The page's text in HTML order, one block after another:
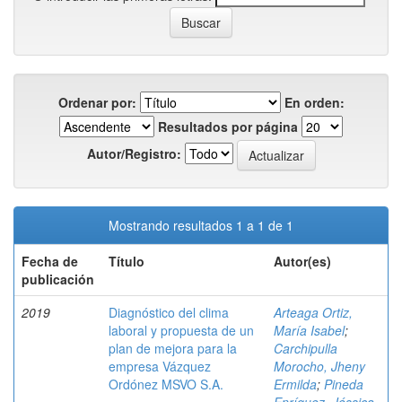
Ordenar por:
En orden:
Resultados por página
Autor/Registro:
Mostrando resultados 1 a 1 de 1
Fecha de
publicación
Título Autor(es)
2019
Diagnóstico del clima
laboral y propuesta de un
plan de mejora para la
empresa Vázquez
Ordónez MSVO S.A.
Arteaga Ortiz,
María Isabel;
Carchipulla
Morocho, Jheny
Ermilda; Pineda